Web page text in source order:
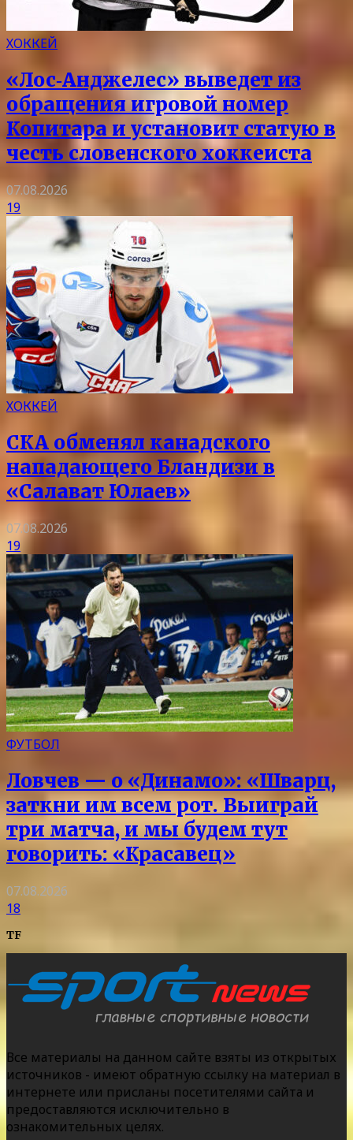
ХОККЕЙ
«Лос‑Анджелес» выведет из
обращения игровой номер
Копитара и установит статую в
честь словенского хоккеиста
07.08.2026
19
ХОККЕЙ
СКА обменял канадского
нападающего Бландизи в
«Салават Юлаев»
07.08.2026
19
ФУТБОЛ
Ловчев — о «Динамо»: «Шварц,
заткни им всем рот. Выиграй
три матча, и мы будем тут
говорить: «Красавец»
07.08.2026
18
TF
Все материалы на данном сайте взяты из открытых
источников - имеют обратную ссылку на материал в
интернете или присланы посетителями сайта и
предоставляются исключительно в
ознакомительных целях.